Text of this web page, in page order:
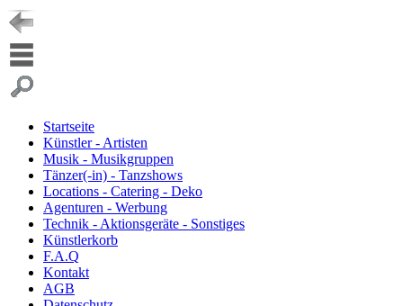
Startseite
Künstler - Artisten
Musik - Musikgruppen
Tänzer(-in) - Tanzshows
Locations - Catering - Deko
Agenturen - Werbung
Technik - Aktionsgeräte - Sonstiges
Künstlerkorb
F.A.Q
Kontakt
AGB